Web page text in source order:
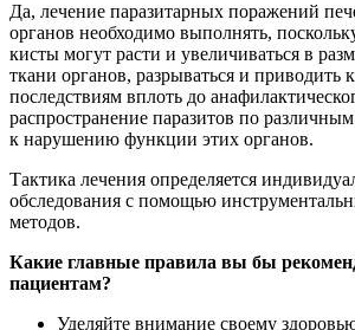
Да, лечение паразитарных поражений
органов необходимо выполнять,
кисты могут расти и увеличиваться в
ткани органов, разрываться и приводить
последствиям вплоть до
распространение паразитов по
к нарушению функции этих органов.
Тактика лечения определяется
обследования с помощью
методов.
Какие главные правила вы бы
пациентам?
Уделяйте внимание своему